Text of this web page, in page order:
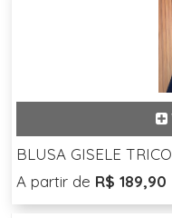
BLUSA GISELE TRICO
A partir de R$ 189,90